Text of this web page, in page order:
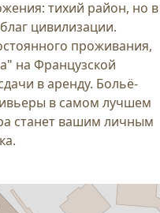
тихий район, но в
цивилизации.
проживания,
на Французской
в аренду. Больё-
в самом лучшем
станет вашим личным